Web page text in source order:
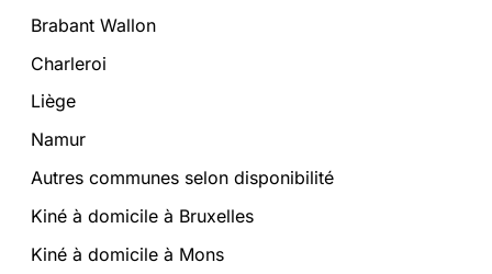
Brabant Wallon
Charleroi
Liège
Namur
Autres communes selon disponibilité
Kiné à domicile à Bruxelles
Kiné à domicile à Mons